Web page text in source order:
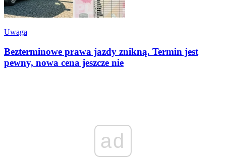
Uwaga
Bezterminowe prawa jazdy znikną. Termin jest
pewny, nowa cena jeszcze nie
ad